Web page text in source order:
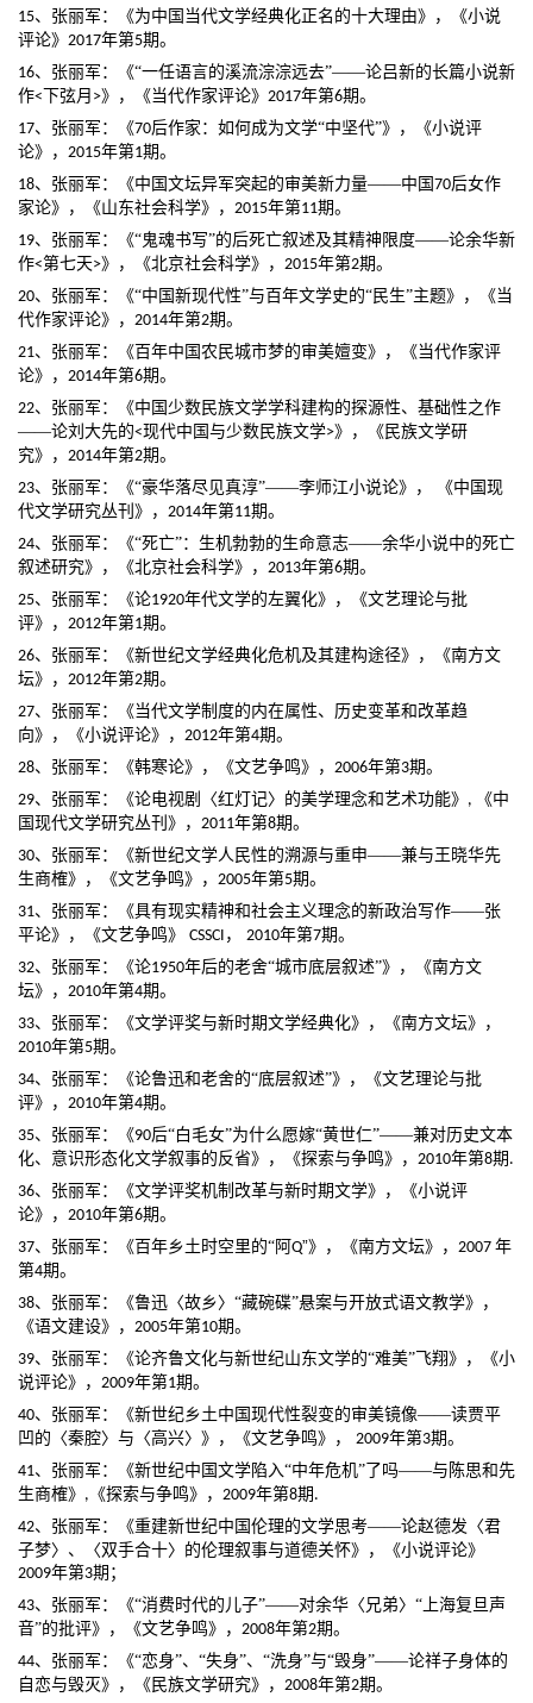
15、张丽军：《为中国当代文学经典化正名的十大理由》，《小说
评论》 2017年第5期。
16、张丽军：《“一任语言的溪流淙淙远去”——论吕新的长篇小说新
作<下弦月 >》，《当代作家评论》 2017年第6期。
17、张丽军：《70后作家：如何成为文学“中坚代”》，《小说评
论》， 2015年第1期。
18、张丽军：《中国文坛异军突起的审美新力量——中国 70后女作
家论》，《山东社会科学》， 2015年第11期。
19、张丽军：《“鬼魂书写”的后死亡叙述及其精神限度——论余华新
作<第七天>》，《北京社会科学》， 2015年第2期。
20、张丽军：《“中国新现代性”与百年文学史的“民生”主题》，《当
代作家评论》， 2014年第2期。
21、张丽军：《百年中国农民城市梦的审美嬗变》，《当代作家评
论》， 2014年第6期。
22、张丽军：《中国少数民族文学学科建构的探源性、基础性之作
——论刘大先的<现代中国与少数民族文学>》，《民族文学研
究》， 2014年第2期。
23、张丽军：《“豪华落尽见真淳”——李师江小说论》， 《中国现
代文学研究丛刊》， 2014年第11期。
24、张丽军：《“死亡”：生机勃勃的生命意志——余华小说中的死亡
叙述研究》，《北京社会科学》， 2013年第6期。
25、张丽军：《论1920年代文学的左翼化》，《文艺理论与批
评》， 2012年第1期。
26、张丽军：《新世纪文学经典化危机及其建构途径》，《南方文
坛》， 2012年第2期。
27、张丽军：《当代文学制度的内在属性、历史变革和改革趋
向》，《小说评论》， 2012年第4期。
28、张丽军：《韩寒论》，《文艺争鸣》， 2006年第3期。
29、张丽军：《论电视剧〈红灯记〉的美学理念和艺术功能》 ,
《中
国现代文学研究丛刊》， 2011年第8期。
30、张丽军：《新世纪文学人民性的溯源与重申——兼与王晓华先
生商榷》，《文艺争鸣》， 2005年第5期。
31、张丽军：《具有现实精神和社会主义理念的新政治写作——张
平论》，《文艺争鸣》 CSSCI ， 2010年第7期。
32、张丽军：《论1950年后的老舍“城市底层叙述”》，《南方文
坛》， 2010年第4期。
33、张丽军：《文学评奖与新时期文学经典化》，《南方文坛》，
2010年第5期。
34、张丽军：《论鲁迅和老舍的“底层叙述”》，《文艺理论与批
评》， 2010年第4期。
35、张丽军：《90后“白毛女”为什么愿嫁“黄世仁”——兼对历史文本
化、意识形态化文学叙事的反省》，《探索与争鸣》， 2010年第8期 .
36、张丽军：《文学评奖机制改革与新时期文学》，《小说评
论》， 2010年第6期。
37、张丽军：《百年乡土时空里的“阿 Q”》，《南方文坛》， 2007 年
第4期。
38、张丽军：《鲁迅〈故乡〉 “藏碗碟”悬案与开放式语文教学》，
《语文建设》， 2005年第10期。
39、张丽军：《论齐鲁文化与新世纪山东文学的“难美”飞翔》，《小
说评论》， 2009年第1期。
40、张丽军：《新世纪乡土中国现代性裂变的审美镜像——读贾平
凹的〈秦腔〉与〈高兴〉》，《文艺争鸣》， 2009年第3期。
41、张丽军：《新世纪中国文学陷入“中年危机”了吗——与陈思和先
生商榷》 , 《探索与争鸣》， 2009年第8期 .
42、张丽军：《重建新世纪中国伦理的文学思考——论赵德发〈君
子梦〉、〈双手合十〉的伦理叙事与道德关怀》，《小说评论》
2009年第3期；
43、张丽军：《“消费时代的儿子”——对余华〈兄弟〉“上海复旦声
音”的批评》，《文艺争鸣》， 2008年第2期。
44、张丽军：《“恋身”、“失身”、“洗身”与“毁身”——论祥子身体的
自恋与毁灭》，《民族文学研究》， 2008年第2期。